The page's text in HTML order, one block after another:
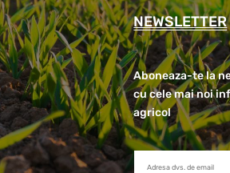
NEWSLETTER
Aboneaza-te la
cu cele mai noi
agricol